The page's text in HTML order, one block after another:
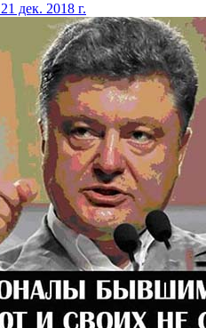
21 дек. 2018 г.